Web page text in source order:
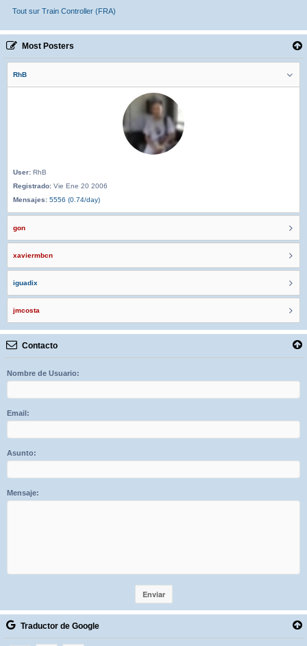
Tout sur Train Controller (FRA)
Most Posters
RhB
User: RhB
Registrado: Vie Ene 20 2006
Mensajes: 5556 (0.74/day)
gon
xaviermbcn
iguadix
jmcosta
Contacto
Nombre de Usuario:
Email:
Asunto:
Mensaje:
Traductor de Google